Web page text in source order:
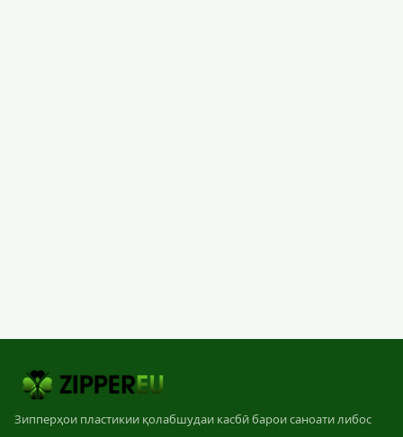
Зипперҳои пластикии қолабшудаи касбӣ барои саноати либос